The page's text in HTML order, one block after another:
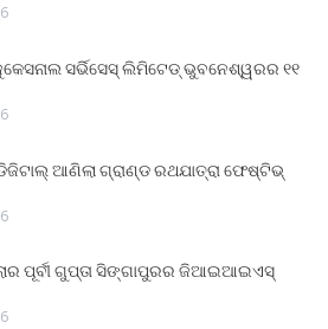
ସର୍ଭିସେସ୍ ଲିମିଟେଡ୍ ଭୁବନେଶ୍ୱରର ୧୧
ଆଣିଲା ଗ୍ରାଣ୍ଡ ରଥଯାତ୍ରା ଫେଷ୍ଟିଭ୍
ପୂର୍ବୀ ଗୁପ୍ତା ସିଙ୍ଗାପୁରର ଜିଆଇଆଇଏସ୍